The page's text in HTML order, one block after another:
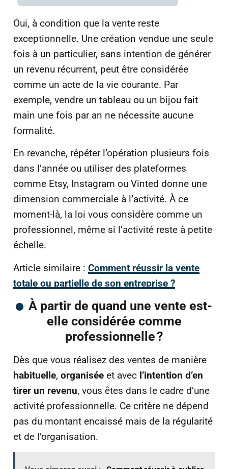
Oui, à condition que la vente reste
exceptionnelle. Une création vendue une seule
fois à un particulier, sans intention de générer
un revenu récurrent, peut être considérée
comme un acte de la vie courante. Par
exemple, vendre un tableau ou un bijou fait
main une fois par an ne nécessite aucune
formalité.
En revanche, répéter l’opération plusieurs fois
dans l’année ou utiliser des plateformes
comme Etsy, Instagram ou Vinted donne une
dimension commerciale à l’activité. À ce
moment-là, la loi vous considère comme un
professionnel, même si l’activité reste à petite
échelle.
Article similaire : Comment réussir la vente
totale ou partielle de son entreprise ?
À partir de quand une vente est-
elle considérée comme
professionnelle ?
Dès que vous réalisez des ventes de manière
habituelle, organisée et avec l’intention d’en
tirer un revenu, vous êtes dans le cadre d’une
activité professionnelle. Ce critère ne dépend
pas du montant encaissé mais de la régularité
et de l’organisation.